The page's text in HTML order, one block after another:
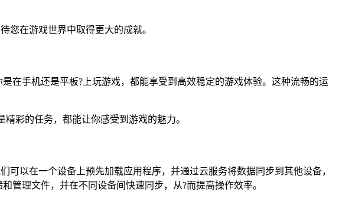
您在游戏世界中取得更大的成就。
在手机还是平板?上玩游戏，都能享受到高效稳定的游戏体验。这种流畅的运
彩的任务，都能让你感受到游戏的魅力。
以在一个设备上预先加载应用程序，并通过云服务将数据同步到其他设备，
管理文件，并在不同设备间快速同步，从?而提高操作效率。